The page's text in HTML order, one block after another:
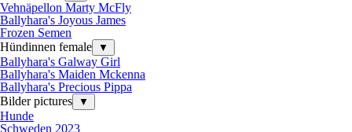
Vehnäpellon Marty McFly
Ballyhara's Joyous James
Frozen Semen
Hündinnen female
▼
Ballyhara's Galway Girl
Ballyhara's Maiden Mckenna
Ballyhara's Precious Pippa
Bilder pictures
▼
Hunde
Schweden 2023